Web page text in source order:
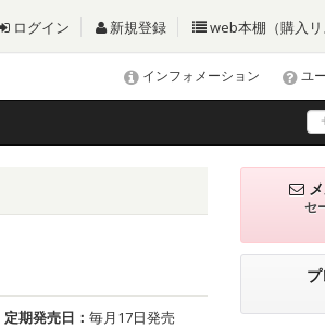
ログイン 新規登録 web本棚（購入リ
インフォメーション ユ
定期発売日：毎月17日発売
セ